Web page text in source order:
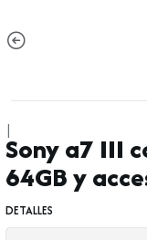
|
Sony a7 III
64GB y
DETALLES